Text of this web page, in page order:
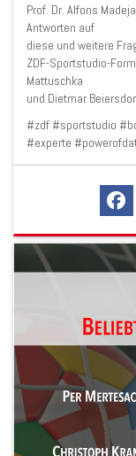
Prof. Dr. Alfons
Antworten auf
diese und weitere
ZDF-Sportstudio-
Mattuschka
und Dietmar
#zdf #sportstudio
#experte